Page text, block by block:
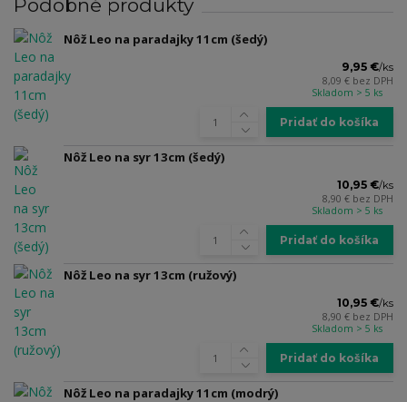
Podobné produkty
Nôž Leo na paradajky 11cm (šedý)
9,95 €/ks
8,09 € bez DPH
Skladom > 5 ks
Pridať do košíka
Nôž Leo na syr 13cm (šedý)
10,95 €/ks
8,90 € bez DPH
Skladom > 5 ks
Pridať do košíka
Nôž Leo na syr 13cm (ružový)
10,95 €/ks
8,90 € bez DPH
Skladom > 5 ks
Pridať do košíka
Nôž Leo na paradajky 11cm (modrý)